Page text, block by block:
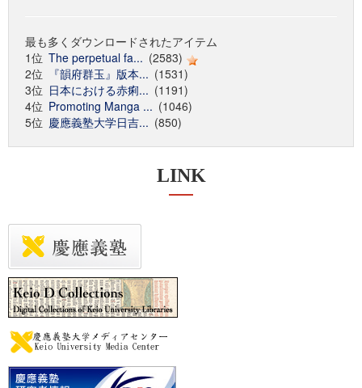
最も多くダウンロードされたアイテム
1位 The perpetual fa... (2583)
2位
『韻府群玉』版本... (1531)
3位 日本における赤痢... (1191)
4位 Promoting Manga ... (1046)
5位 慶應義塾大学日吉... (850)
LINK